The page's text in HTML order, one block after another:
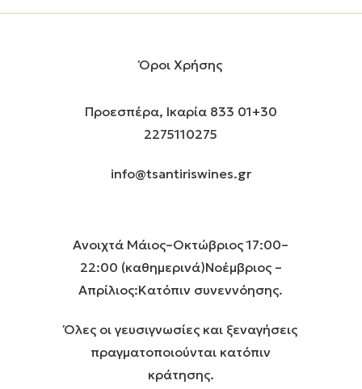
Όροι Χρήσης
Προεσπέρα, Ικαρία 833 01+30
2275110275
info@tsantiriswines.gr
Ανοιχτά Μάιος–Οκτώβριος 17:00–
22:00 (καθημερινά)Νοέμβριος –
Απρίλιος:Κατόπιν συνεννόησης.
Όλες οι γευσιγνωσίες και ξεναγήσεις
πραγματοποιούνται κατόπιν
κράτησης.